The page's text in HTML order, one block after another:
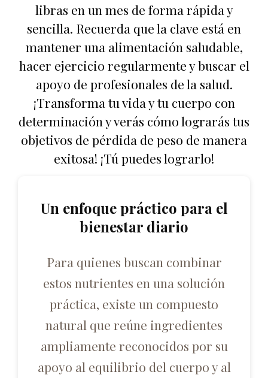
libras en un mes de forma rápida y
sencilla. Recuerda que la clave está en
mantener una alimentación saludable,
hacer ejercicio regularmente y buscar el
apoyo de profesionales de la salud.
¡Transforma tu vida y tu cuerpo con
determinación y verás cómo lograrás tus
objetivos de pérdida de peso de manera
exitosa! ¡Tú puedes lograrlo!
Un enfoque práctico para el
bienestar diario
Para quienes buscan combinar
estos nutrientes en una solución
práctica, existe un compuesto
natural que reúne ingredientes
ampliamente reconocidos por su
apoyo al equilibrio del cuerpo y al